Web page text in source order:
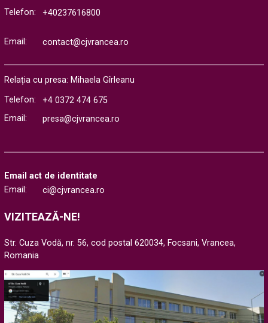
Telefon: +40237616800
Email: contact@cjvrancea.ro
Relația cu presa: Mihaela Gîrleanu
Telefon:
+4 0372 474 675
Email:
presa@cjvrancea.ro
Email act de identitate
Email:
ci@cjvrancea.ro
VIZITEAZĂ-NE!
Str. Cuza Vodă, nr. 56, cod postal 620034, Focsani, Vrancea,
Romania